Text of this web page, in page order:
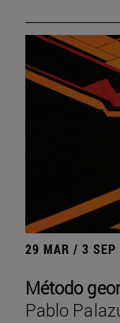
29 MAR / 3 SEP
Método
Pablo